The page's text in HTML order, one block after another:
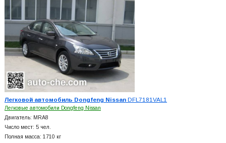
Легковой автомобиль Dongfeng NissanDFL7181VAL1
Легковые автомобили Dongfeng Nissan
Двигатель: MRA8
Число мест: 5 чел.
Полная масса: 1710 кг